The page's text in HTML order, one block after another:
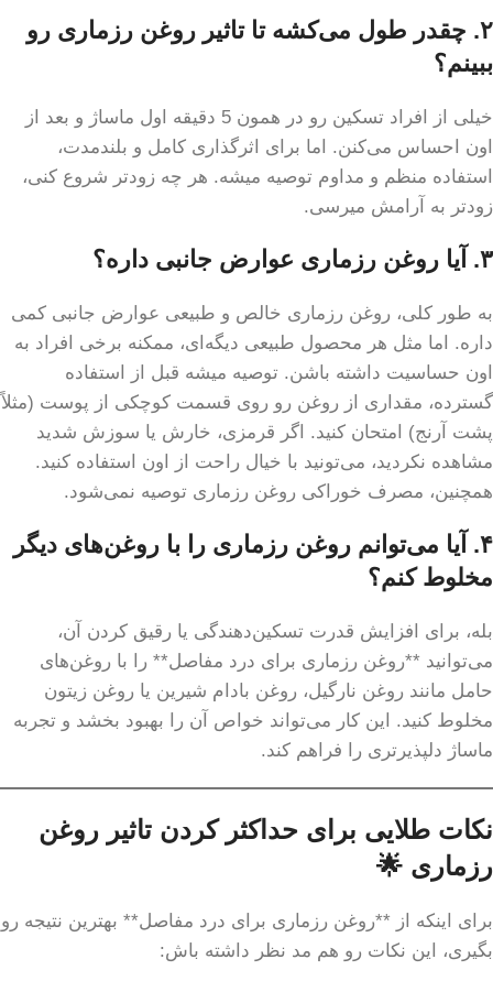
۲. چقدر طول می‌کشه تا تاثیر روغن رزماری رو
ببینم؟
خیلی از افراد تسکین رو در همون 5 دقیقه اول ماساژ و بعد از
اون احساس می‌کنن. اما برای اثرگذاری کامل و بلندمدت،
استفاده منظم و مداوم توصیه میشه. هر چه زودتر شروع کنی،
زودتر به آرامش میرسی.
۳. آیا روغن رزماری عوارض جانبی داره؟
به طور کلی، روغن رزماری خالص و طبیعی عوارض جانبی کمی
داره. اما مثل هر محصول طبیعی دیگه‌ای، ممکنه برخی افراد به
اون حساسیت داشته باشن. توصیه میشه قبل از استفاده
گسترده، مقداری از روغن رو روی قسمت کوچکی از پوست (مثلاً
پشت آرنج) امتحان کنید. اگر قرمزی، خارش یا سوزش شدید
مشاهده نکردید، می‌تونید با خیال راحت از اون استفاده کنید.
همچنین، مصرف خوراکی روغن رزماری توصیه نمی‌شود.
۴. آیا می‌توانم روغن رزماری را با روغن‌های دیگر
مخلوط کنم؟
بله، برای افزایش قدرت تسکین‌دهندگی یا رقیق کردن آن،
می‌توانید **روغن رزماری برای درد مفاصل** را با روغن‌های
حامل مانند روغن نارگیل، روغن بادام شیرین یا روغن زیتون
مخلوط کنید. این کار می‌تواند خواص آن را بهبود بخشد و تجربه
ماساژ دلپذیرتری را فراهم کند.
نکات طلایی برای حداکثر کردن تاثیر روغن
رزماری 🌟
برای اینکه از **روغن رزماری برای درد مفاصل** بهترین نتیجه رو
بگیری، این نکات رو هم مد نظر داشته باش: